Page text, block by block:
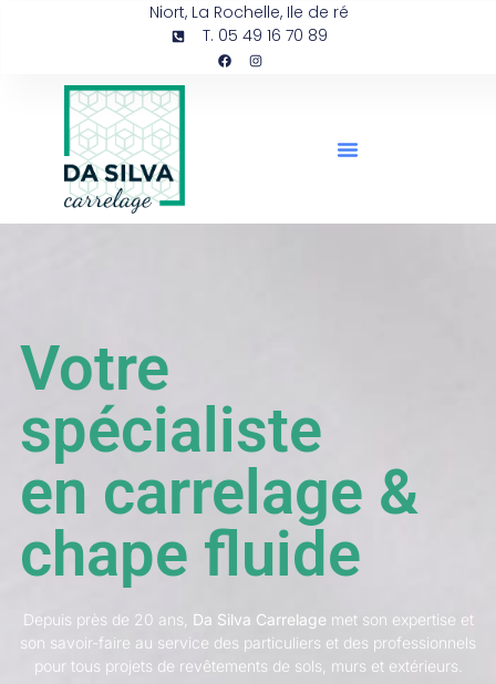
Niort, La Rochelle, Ile de ré
T. 05 49 16 70 89
Votre
spécialiste
en carrelage &
chape fluide
Depuis près de 20 ans, Da Silva Carrelage met son expertise et
son savoir-faire au service des particuliers et des professionnels
pour tous projets de revêtements de sols, murs et extérieurs.